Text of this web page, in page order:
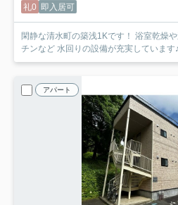
礼0 即入居可
閑静な清水町の築浅1Kです！ 浴室乾燥や追い焚き機能、システムキッ
アパート